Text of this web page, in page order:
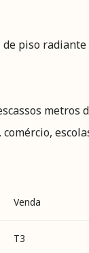
piso
metros
Venda
T3